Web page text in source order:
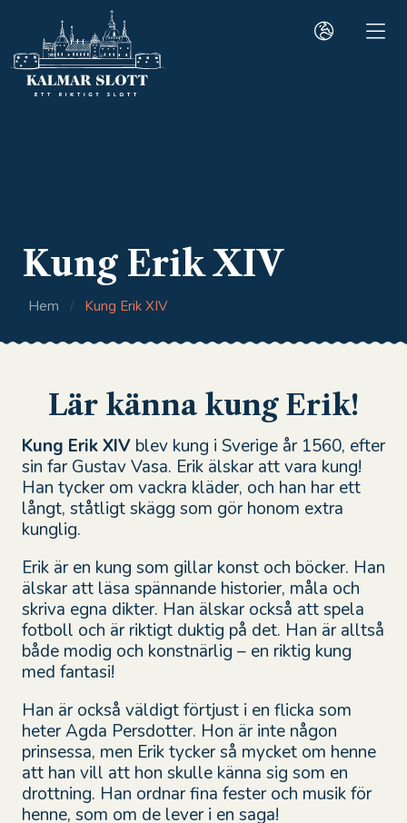
Kung Erik XIV
Hem / Kung Erik XIV
Lär känna kung Erik!
Kung Erik XIVblev kung i Sverige år 1560, efter
sin far Gustav Vasa. Erik älskar att vara kung!
Han tycker om vackra kläder, och han har ett
långt, ståtligt skägg som gör honom extra
kunglig.
Erik är en kung som gillar konst och böcker. Han
älskar att läsa spännande historier, måla och
skriva egna dikter. Han älskar också att spela
fotboll och är riktigt duktig på det. Han är alltså
både modig och konstnärlig – en riktig kung
med fantasi!
Han ärockså väldigt förtjust i en flicka som
heter Agda Persdotter. Hon är inte någon
prinsessa, men Erik tycker så mycket om henne
att han vill att hon skulle känna sig som en
drottning. Han ordnar fina fester och musik för
henne, som om de lever i en saga!